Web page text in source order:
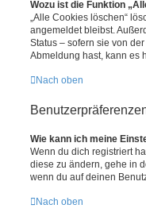
Wozu ist die Funktion
„Alle Cookies löschen“
angemeldet bleibst.
Status – sofern sie von
Abmeldung hast, kann es
Nach oben
Wie kann ich meine
Wenn du dich registriert
diese zu ändern, gehe in
wenn du auf deinen
Nach oben